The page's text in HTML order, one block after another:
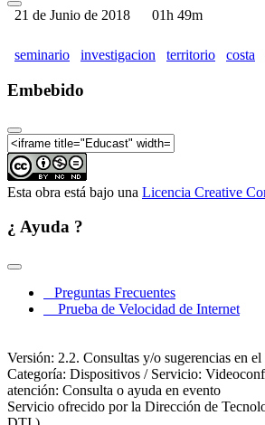
21 de Junio de 2018 01h 49m
seminario investigacion territorio costa
Embebido
Esta obra está bajo una Licencia Creative
¿ Ayuda ?
Preguntas Frecuentes
Prueba de Velocidad de Internet
Versión: 2.2. Consultas y/o sugerencias en el
Categoría: Dispositivos / Servicio:
atención: Consulta o ayuda en evento
Servicio ofrecido por la Dirección de